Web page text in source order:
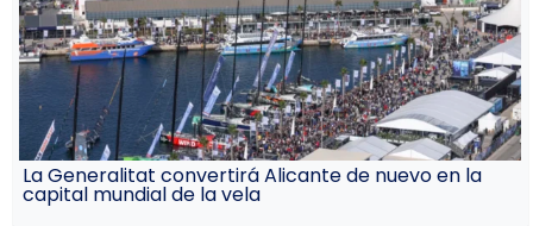
La Generalitat convertirá Alicante de nuevo en la
capital mundial de la vela